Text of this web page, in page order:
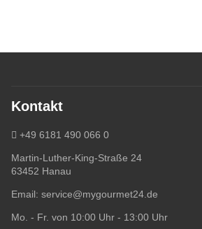
Kontakt
+49 6181 490 066 0
Martin-Luther-King-Straße 24
63452 Hanau
Email: service@mygourmet24.de
Mo. - Fr. von 10:00 Uhr - 13:00 Uhr